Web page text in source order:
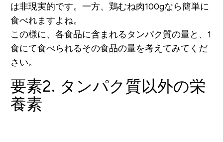
は非現実的です。一方、鶏むね肉100gなら簡単に
食べれますよね。
この様に、各食品に含まれるタンパク質の量と、1
食にて食べられるその食品の量を考えてみてくだ
さい。
要素2. タンパク質以外の栄
養素